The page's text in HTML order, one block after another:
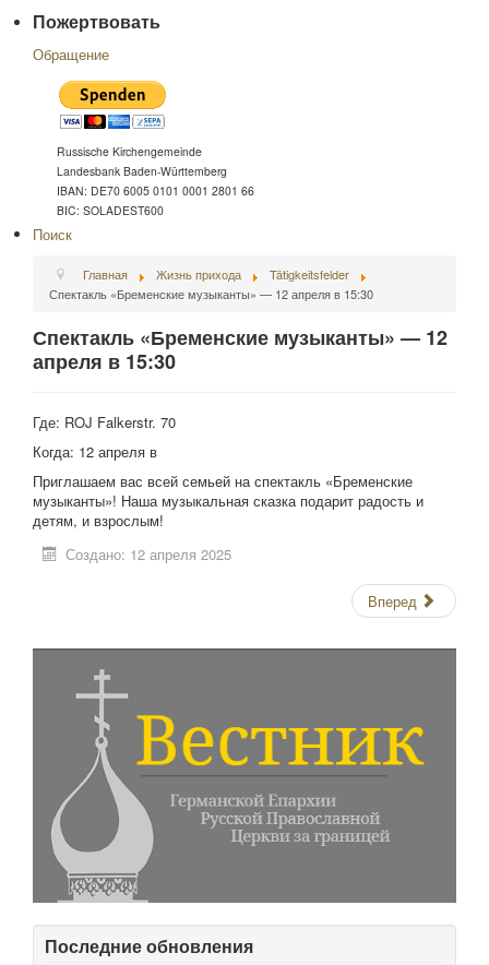
Пожертвовать
Обращение
Russische Kirchengemeinde
Landesbank Baden-Württemberg
IBAN: DE70 6005 0101 0001 2801 66
BIC: SOLADEST600
Поиск
Главная Жизнь прихода
Tätigkeitsfelder
Спектакль «Бременские музыканты» — 12 апреля в 15:30
Спектакль «Бременские музыканты» — 12
апреля в 15:30
Где: ROJ Falkerstr. 70
Когда: 12 апреля в
Приглашаем вас всей семьей на спектакль «Бременские
музыканты»! Наша музыкальная сказка подарит радость и
детям, и взрослым!
Создано: 12 апреля 2025
Вперед
Последние обновления